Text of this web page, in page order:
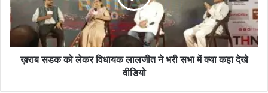
का
शिकार
लालजीत
ने
भरी
सभा
ख़राब सडक को लेकर विधायक लालजीत ने भरी सभा में क्या कहा देखे
वीडियो